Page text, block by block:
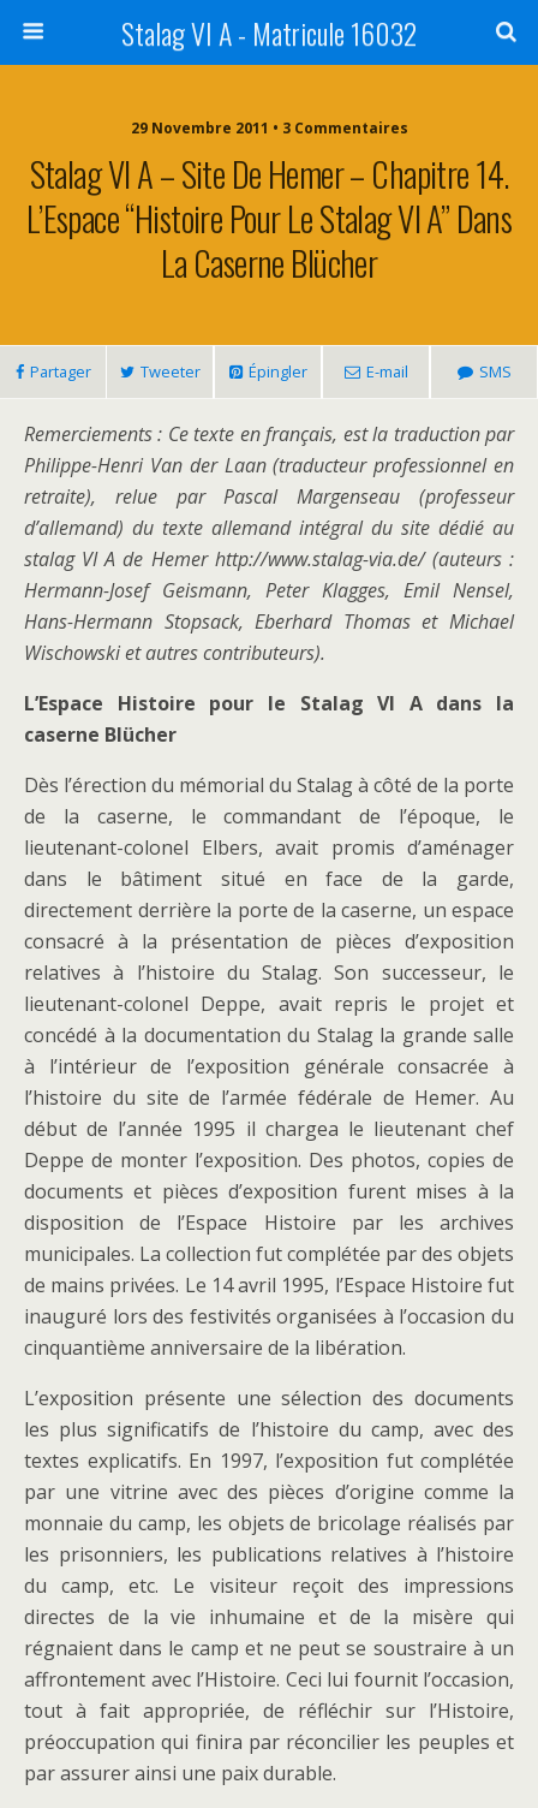
Stalag VI A - Matricule 16032
29 Novembre 2011 • 3 Commentaires
Stalag VI A – Site De Hemer – Chapitre 14.
L’Espace “Histoire Pour Le Stalag VI A” Dans
La Caserne Blücher
Partager Tweeter Épingler E-mail SMS
Remerciements : Ce texte en français, est la traduction par
Philippe-Henri Van der Laan (traducteur professionnel en
retraite), relue par Pascal Margenseau (professeur
d’allemand) du texte allemand intégral du site dédié au
stalag VI A de Hemer http://www.stalag-via.de/ (auteurs :
Hermann-Josef Geismann, Peter Klagges, Emil Nensel,
Hans-Hermann Stopsack, Eberhard Thomas et Michael
Wischowski et autres contributeurs).
L’Espace Histoire pour le Stalag VI A dans la
caserne Blücher
Dès l’érection du mémorial du Stalag à côté de la porte
de la caserne, le commandant de l’époque, le
lieutenant-colonel Elbers, avait promis d’aménager
dans le bâtiment situé en face de la garde,
directement derrière la porte de la caserne, un espace
consacré à la présentation de pièces d’exposition
relatives à l’histoire du Stalag. Son successeur, le
lieutenant-colonel Deppe, avait repris le projet et
concédé à la documentation du Stalag la grande salle
à l’intérieur de l’exposition générale consacrée à
l’histoire du site de l’armée fédérale de Hemer. Au
début de l’année 1995 il chargea le lieutenant chef
Deppe de monter l’exposition. Des photos, copies de
documents et pièces d’exposition furent mises à la
disposition de l’Espace Histoire par les archives
municipales. La collection fut complétée par des objets
de mains privées. Le 14 avril 1995, l’Espace Histoire fut
inauguré lors des festivités organisées à l’occasion du
cinquantième anniversaire de la libération.
L’exposition présente une sélection des documents
les plus significatifs de l’histoire du camp, avec des
textes explicatifs. En 1997, l’exposition fut complétée
par une vitrine avec des pièces d’origine comme la
monnaie du camp, les objets de bricolage réalisés par
les prisonniers, les publications relatives à l’histoire
du camp, etc. Le visiteur reçoit des impressions
directes de la vie inhumaine et de la misère qui
régnaient dans le camp et ne peut se soustraire à un
affrontement avec l’Histoire. Ceci lui fournit l’occasion,
tout à fait appropriée, de réfléchir sur l’Histoire,
préoccupation qui finira par réconcilier les peuples et
par assurer ainsi une paix durable.